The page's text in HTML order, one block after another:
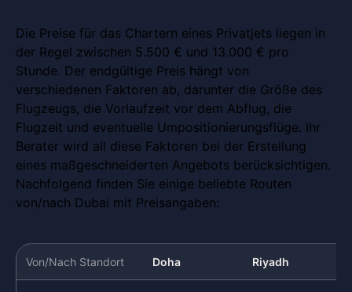
Die Preise für das Chartern eines Privatjets liegen in
der Regel zwischen 5.500 € und 13.000 € pro
Stunde. Der endgültige Preis hängt von
verschiedenen Faktoren ab, darunter die Größe des
Flugzeugs, die Vorlaufzeit vor dem Abflug, die
Flugzeit und eventuelle Umpositionierungsflüge. Ihr
Berater wird all diese Faktoren bei der Erstellung
eines maßgeschneiderten Angebots berücksichtigen.
Nachfolgend finden Sie einige beliebte Routen
von/nach Dubai mit Preisangaben:
Von/Nach Standort Doha Riyadh